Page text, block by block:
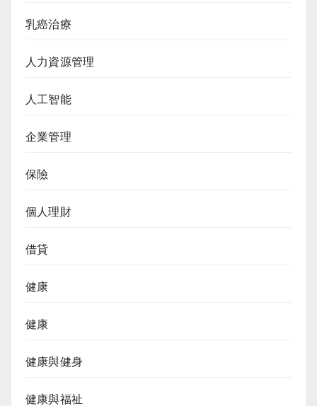
乳癌治療
人力資源管理
人工智能
企業管理
保險
個人理財
借貸
健康
健康
健康與健身
健康與福祉